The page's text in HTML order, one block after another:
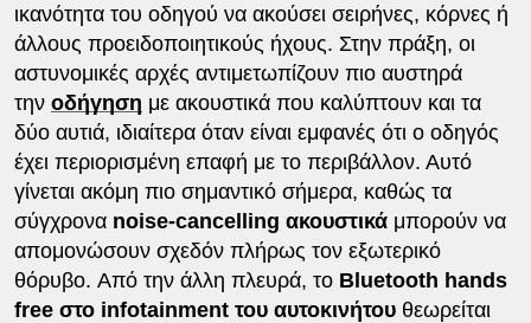
ικανότητα του οδηγού να ακούσει σειρήνες, κόρνες ή
άλλους προειδοποιητικούς ήχους. Στην πράξη, οι
αστυνομικές αρχές αντιμετωπίζουν πιο αυστηρά
την οδήγηση με ακουστικά που καλύπτουν και τα
δύο αυτιά, ιδιαίτερα όταν είναι εμφανές ότι ο οδηγός
έχει περιορισμένη επαφή με το περιβάλλον. Αυτό
γίνεται ακόμη πιο σημαντικό σήμερα, καθώς τα
σύγχρονα noise-cancelling ακουστικάμπορούν να
απομονώσουν σχεδόν πλήρως τον εξωτερικό
θόρυβο. Από την άλλη πλευρά, το Bluetooth hands
free στο infotainment του αυτοκινήτουθεωρείται